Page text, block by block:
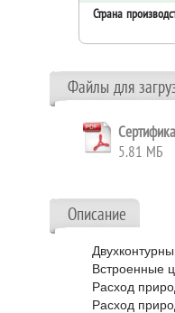
Страна
Файлы для
5.81 МБ
Описание
Встроенные
Расход
Расход